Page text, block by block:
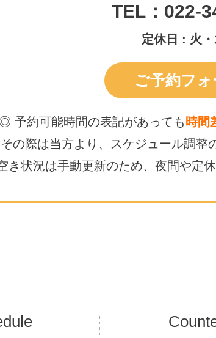
TEL：022-
定休日 : 火・
ご予約フ
◎ 予約可能時間の表記があっても 時間
その際は当方より、スケジュール調整
き状況は手動更新のため、 夜間や定